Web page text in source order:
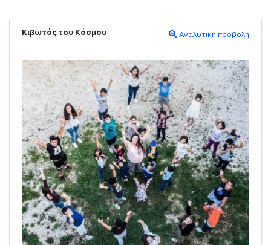
Κιβωτός του Κόσμου Αναλυτική προβολή